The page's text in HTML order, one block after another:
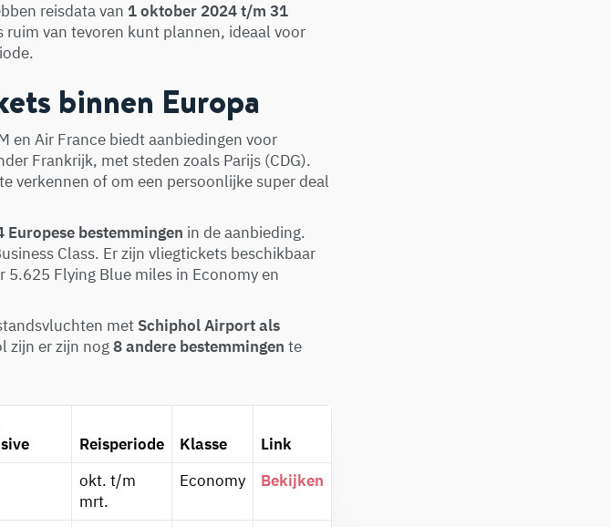
reisdata van 1 oktober 2024 t/m 31
van tevoren kunt plannen, ideaal voor
binnen Europa
en Air France biedt aanbiedingen voor
Frankrijk, met steden zoals Parijs (CDG).
verkennen of om een persoonlijke super deal
Europese bestemmingen in de aanbieding.
Class. Er zijn vliegtickets beschikbaar
5.625 Flying Blue miles in Economy en
met Schiphol Airport als
zijn er zijn nog8 andere bestemmingen te
Reisperiode Klasse
Link
okt. t/m
mrt.
Economy Bekijken